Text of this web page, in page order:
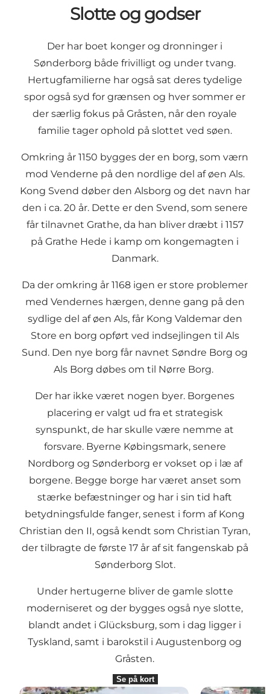
Se på kort
Slotte og godser
Der har boet konger og dronninger i
Sønderborg både frivilligt og under tvang.
Hertugfamilierne har også sat deres tydelige
spor også syd for grænsen og hver sommer er
der særlig fokus på Gråsten, når den royale
familie tager ophold på slottet ved søen.
Omkring år 1150 bygges der en borg, som værn
mod Venderne på den nordlige del af øen Als.
Kong Svend døber den Alsborg og det navn har
den i ca. 20 år. Dette er den Svend, som senere
får tilnavnet Grathe, da han bliver dræbt i 1157
på Grathe Hede i kamp om kongemagten i
Danmark.
Da der omkring år 1168 igen er store problemer
med Vendernes hærgen, denne gang på den
sydlige del af øen Als, får Kong Valdemar den
Store en borg opført ved indsejlingen til Als
Sund. Den nye borg får navnet Søndre Borg og
Als Borg døbes om til Nørre Borg.
Der har ikke været nogen byer. Borgenes
placering er valgt ud fra et strategisk
synspunkt, de har skulle være nemme at
forsvare. Byerne Købingsmark, senere
Nordborg og Sønderborg er vokset op i læ af
borgene. Begge borge har været anset som
stærke befæstninger og har i sin tid haft
betydningsfulde fanger, senest i form af Kong
Christian den II, også kendt som Christian Tyran,
der tilbragte de første 17 år af sit fangenskab på
Sønderborg Slot.
Under hertugerne bliver de gamle slotte
moderniseret og der bygges også nye slotte,
blandt andet i Glücksburg, som i dag ligger i
Tyskland, samt i barokstil i Augustenborg og
Gråsten.